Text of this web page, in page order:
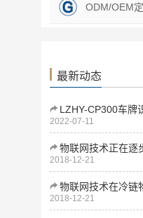
ODM/OEM
最新动态
LZHY-CP300车牌
2022-07-11
物联网技术正在逐
业
2018-12-21
物联网技术在冷链
析
2018-12-21